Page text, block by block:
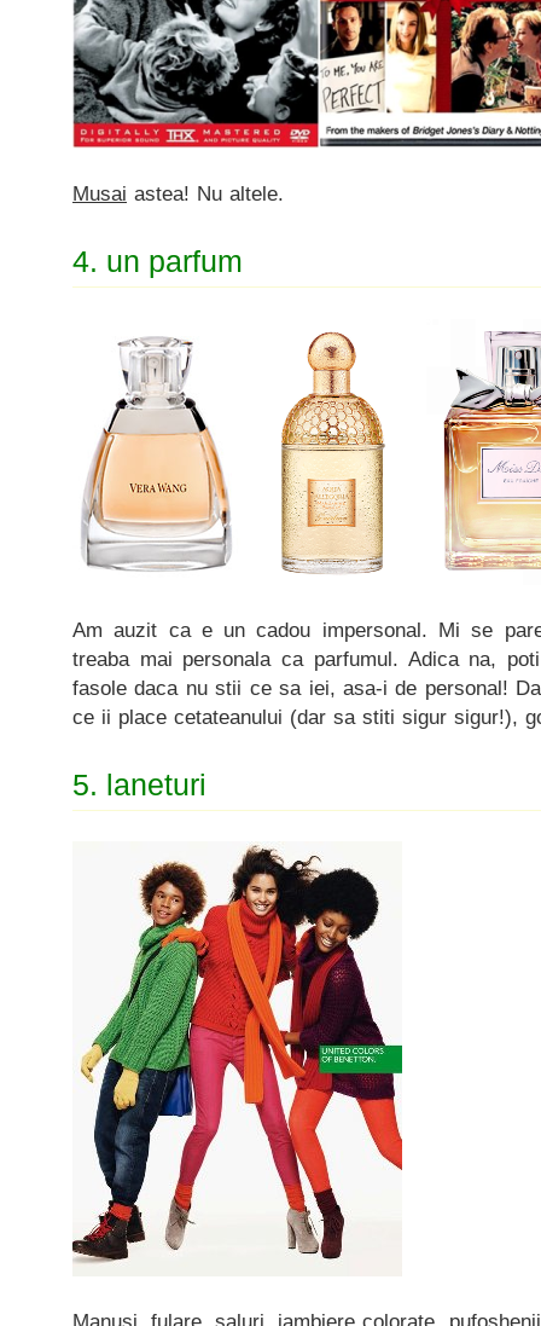
Musai astea! Nu altele.
4. un parfum
Am auzit ca e un cadou impersonal. Mi se
treaba mai personala ca parfumul. Adica na,
fasole daca nu stii ce sa iei, asa-i de personal!
ce ii place cetateanului (dar sa stiti sigur sigur!),
5. laneturi
Manusi, fulare, saluri, jambiere colorate,